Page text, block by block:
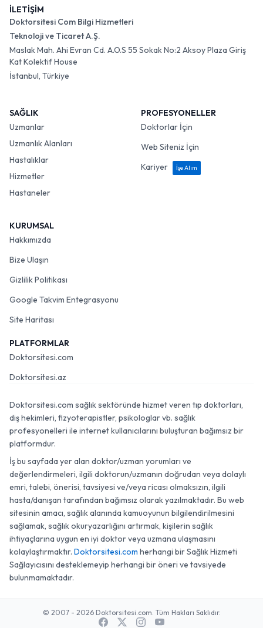
İLETİŞİM
Doktorsitesi Com Bilgi Hizmetleri
Teknoloji ve Ticaret A.Ş.
Maslak Mah. Ahi Evran Cd. A.O.S 55 Sokak No:2 Aksoy Plaza Giriş
Kat Kolektif House
İstanbul, Türkiye
SAĞLIK
Uzmanlar
Uzmanlık Alanları
Hastalıklar
Hizmetler
Hastaneler
PROFESYONELLER
Doktorlar İçin
Web Siteniz İçin
Kariyer
İşe Alım
KURUMSAL
Hakkımızda
Bize Ulaşın
Gizlilik Politikası
Google Takvim Entegrasyonu
Site Haritası
PLATFORMLAR
Doktorsitesi.com
Doktorsitesi.az
Doktorsitesi.com sağlık sektöründe hizmet veren tıp doktorları,
diş hekimleri, fizyoterapistler, psikologlar vb. sağlık
profesyonelleri ile internet kullanıcılarını buluşturan bağımsız bir
platformdur.
İş bu sayfada yer alan doktor/uzman yorumları ve
değerlendirmeleri, ilgili doktorun/uzmanın doğrudan veya dolaylı
emri, talebi, önerisi, tavsiyesi ve/veya ricası olmaksızın, ilgili
hasta/danışan tarafından bağımsız olarak yazılmaktadır. Bu web
sitesinin amacı, sağlık alanında kamuoyunun bilgilendirilmesini
sağlamak, sağlık okuryazarlığını artırmak, kişilerin sağlık
ihtiyaçlarına uygun en iyi doktor veya uzmana ulaşmasını
kolaylaştırmaktır. Doktorsitesi.com herhangi bir Sağlık Hizmeti
Sağlayıcısını desteklemeyip herhangi bir öneri ve tavsiyede
bulunmamaktadır.
© 2007 - 2026 Doktorsitesi.com. Tüm Hakları Saklıdır.